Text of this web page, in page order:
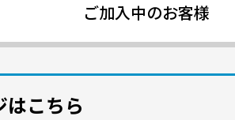
ご加入中のお客様
はこちら